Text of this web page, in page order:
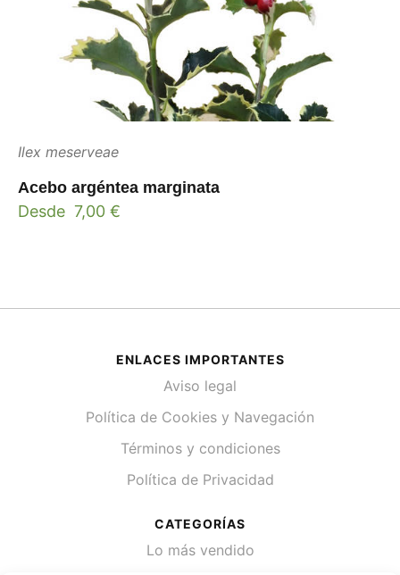
Ilex meserveae
Acebo argéntea marginata
Desde 7,00 €
ENLACES IMPORTANTES
Aviso legal
Política de Cookies y Navegación
Términos y condiciones
Política de Privacidad
CATEGORÍAS
Lo más vendido